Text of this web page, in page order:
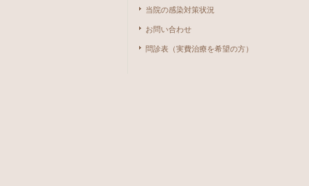
当院の感染対策状況
お問い合わせ
問診表（実費治療を希望の方）